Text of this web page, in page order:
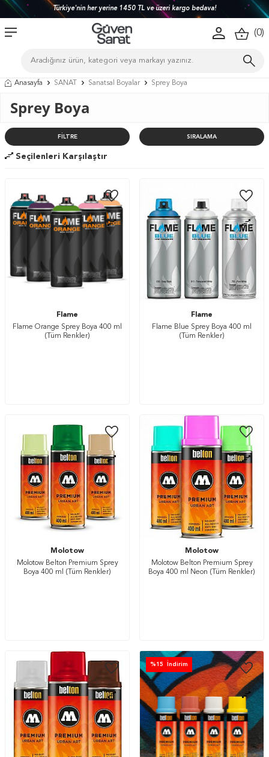
Türkiye'nin her yerine 1450 TL ve üzeri kargo bedava!
(0)
Anasayfa SANAT Sanatsal Boyalar Sprey Boya
Sprey Boya
FILTRE SIRALAMA
Seçilenleri Karşılaştır
Flame
Flame Orange Sprey Boya 400 ml
(Tüm Renkler)
Flame
Flame Blue Sprey Boya 400 ml
(Tüm Renkler)
Molotow
Molotow Belton Premium Sprey
Boya 400 ml (Tüm Renkler)
Molotow
Molotow Belton Premium Sprey
Boya 400 ml Neon (Tüm Renkler)
% 15 İndirim